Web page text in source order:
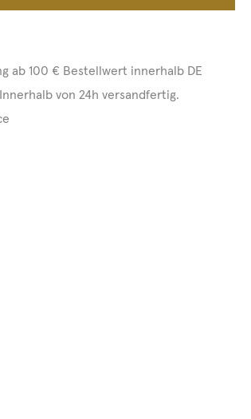
ab 100 € Bestellwert innerhalb DE
von 24h versandfertig.